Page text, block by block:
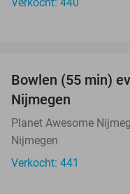
Verkocht: 440
Bowlen (55 min)
Nijmegen
Planet Awesome
Nijmegen
Verkocht: 441